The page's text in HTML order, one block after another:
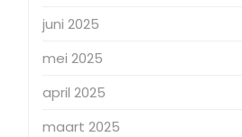
juni 2025
mei 2025
april 2025
maart 2025